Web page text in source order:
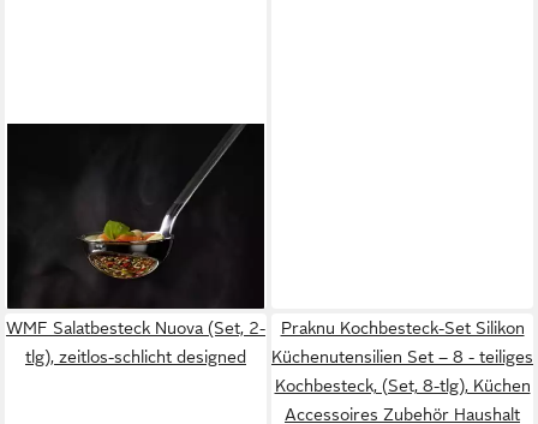
Vorlegebesteck Vorlege-Set
VS 600 6tlg., Vorlege-Set VS
600 6-tlg.
lieferbar - in 2-3 Werktagen bei dir
WMF Salatbesteck Nuova (Set, 2-
tlg), zeitlos-schlicht designed
Praknu Kochbesteck-Set Silikon
Küchenutensilien Set – 8 - teiliges
Kochbesteck, (Set, 8-tlg), Küchen
Accessoires Zubehör Haushalt